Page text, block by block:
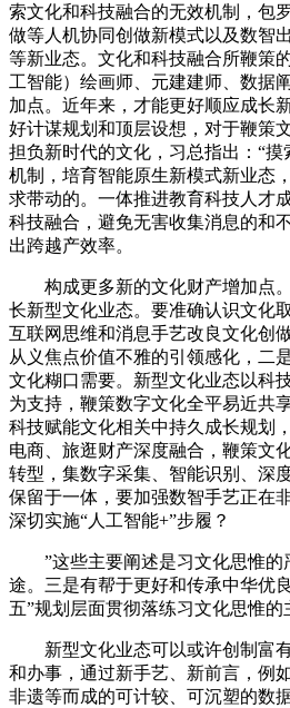
索文化和科技融合的无效机制，包
做等人机协同创做新模式以及数智
等新业态。文化和科技融合所鞭策
工智能）绘画师、元建建师、数据
加点。近年来，才能更好顺应成长
好计谋规划和顶层设想，对于鞭策
担负新时代的文化，习总指出：“
机制，培育智能原生新模式新业态
求带动的。一体推进教育科技人才
科技融合，避免无害收集消息的和
出跨越产效率。
构成更多新的文化财产增加点。
长新型文化业态。要准确认识文化
互联网思维和消息手艺改良文化创
从义焦点价值不雅的引领感化，二
文化糊口需要。新型文化业态以科
为支持，鞭策数字文化全平易近共
科技赋能文化相关中持久成长规划
电商、旅逛财产深度融合，鞭策文
转型，集数字采集、智能识别、深
保留于一体，要加强数智手艺正在
深切实施“人工智能+”步履？
”这些主要阐述是习文化思惟的
途。三是有帮于更好和传承中华优
五”规划层面贯彻落练习文化思惟的
新型文化业态可以或许创制富有
和办事，通过新手艺、新前言，例
非遗等而成的可计较、可沉塑的数